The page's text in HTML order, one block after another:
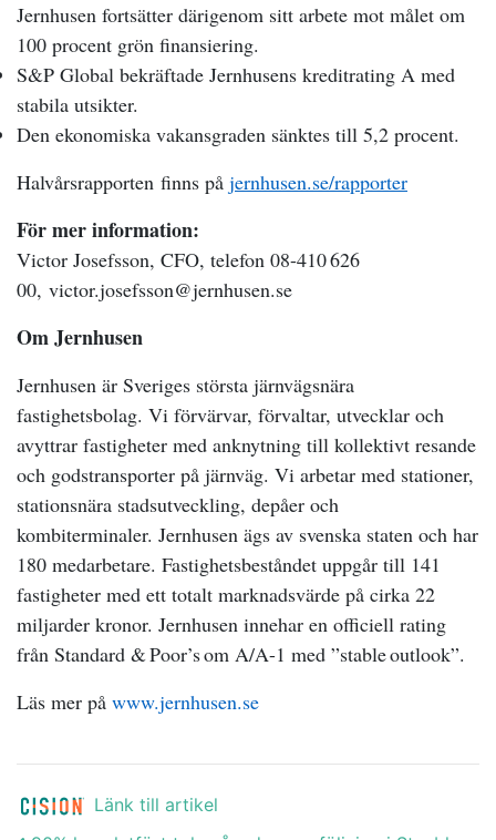
Jernhusen fortsätter därigenom sitt arbete mot målet om
100 procent grön finansiering.
S&P Global bekräftade Jernhusens kreditrating A med
stabila utsikter.
Den ekonomiska vakansgraden sänktes till 5,2 procent.
Halvårsrapporten finns på jernhusen.se/rapporter
För mer information:
Victor Josefsson, CFO, telefon 08-410 626
00, victor.josefsson@jernhusen.se
Om Jernhusen
Jernhusen är Sveriges största järnvägsnära
fastighetsbolag. Vi förvärvar, förvaltar, utvecklar och
avyttrar fastigheter med anknytning till kollektivt resande
och godstransporter på järnväg. Vi arbetar med stationer,
stationsnära stadsutveckling, depåer och
kombiterminaler. Jernhusen ägs av svenska staten och har
180 medarbetare. Fastighetsbeståndet uppgår till 141
fastigheter med ett totalt marknadsvärde på cirka 22
miljarder kronor. Jernhusen innehar en officiell rating
från Standard & Poor’s om A/A-1 med ”stable outlook”.
Läs mer på www.jernhusen.se
Länk till artikel